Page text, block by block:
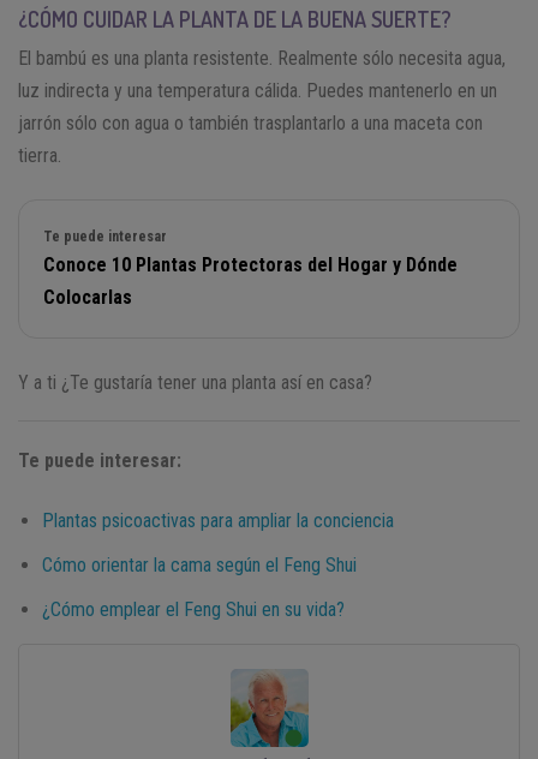
¿CÓMO CUIDAR LA PLANTA DE LA BUENA SUERTE?
El bambú es una planta resistente. Realmente sólo necesita agua,
luz indirecta y una temperatura cálida. Puedes mantenerlo en un
jarrón sólo con agua o también trasplantarlo a una maceta con
tierra.
Te puede interesar
Conoce 10 Plantas Protectoras del Hogar y Dónde
Colocarlas
Y a ti ¿Te gustaría tener una planta así en casa?
Te puede interesar:
Plantas psicoactivas para ampliar la conciencia
Cómo orientar la cama según el Feng Shui
¿Cómo emplear el Feng Shui en su vida?